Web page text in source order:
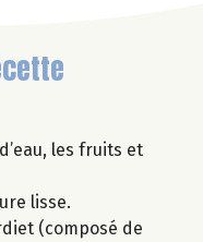
les fruits et
lisse.
(composé de